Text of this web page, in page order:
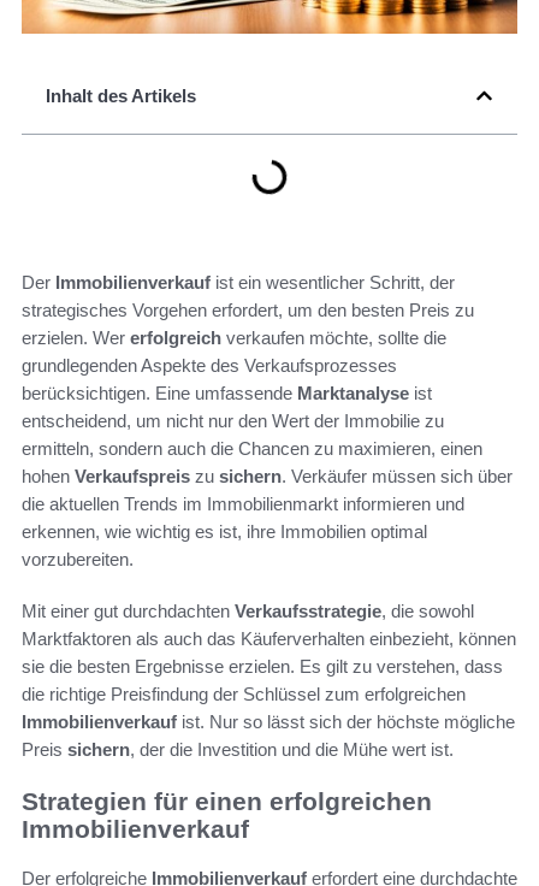
Inhalt des Artikels
Der Immobilienverkauf ist ein wesentlicher Schritt, der
strategisches Vorgehen erfordert, um den besten Preis zu
erzielen. Wer erfolgreich verkaufen möchte, sollte die
grundlegenden Aspekte des Verkaufsprozesses
berücksichtigen. Eine umfassende Marktanalyse ist
entscheidend, um nicht nur den Wert der Immobilie zu
ermitteln, sondern auch die Chancen zu maximieren, einen
hohen Verkaufspreis zu sichern. Verkäufer müssen sich über
die aktuellen Trends im Immobilienmarkt informieren und
erkennen, wie wichtig es ist, ihre Immobilien optimal
vorzubereiten.
Mit einer gut durchdachten Verkaufsstrategie, die sowohl
Marktfaktoren als auch das Käuferverhalten einbezieht, können
sie die besten Ergebnisse erzielen. Es gilt zu verstehen, dass
die richtige Preisfindung der Schlüssel zum erfolgreichen
Immobilienverkauf ist. Nur so lässt sich der höchste mögliche
Preis sichern, der die Investition und die Mühe wert ist.
Strategien für einen erfolgreichen
Immobilienverkauf
Der erfolgreiche Immobilienverkauf erfordert eine durchdachte